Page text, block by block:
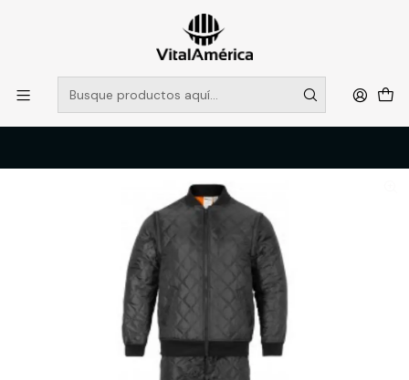
POR SISTEMA FRONTAL SOLO RETIROS EN TIENDA, DESDE
MUCHAS GRACIAS +569 5956 2237
Leer más
Catálogo
VESTIMENTA TECNICA Y CORPORATIVA
ROPA TERMICA Y PRIMERA CAPA
PIJAMA TERMICO NEGRO GEOLITE T-S